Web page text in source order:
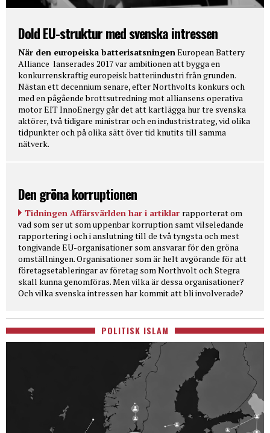
Dold EU-struktur med svenska intressen
När den europeiska batterisatsningen European Battery
Alliance lanserades 2017 var ambitionen att bygga en
konkurrenskraftig europeisk batteriindustri från grunden.
Nästan ett decennium senare, efter Northvolts konkurs och
med en pågående brottsutredning mot alliansens operativa
motor EIT InnoEnergy går det att kartlägga hur tre svenska
aktörer, två tidigare ministrar och en industristrateg, vid olika
tidpunkter och på olika sätt över tid knutits till samma
nätverk.
Den gröna korruptionen
Tidningen Affärsvärlden har i artiklar rapporterat om
vad som ser ut som uppenbar korruption samt vilseledande
rapportering i och i anslutning till de två tyngsta och mest
tongivande EU-organisationer som ansvarar för den gröna
omställningen. Organisationer som är helt avgörande för att
företagsetableringar av företag som Northvolt och Stegra
skall kunna genomföras. Men vilka är dessa organisationer?
Och vilka svenska intressen har kommit att bli involverade?
POLITISK ISLAM